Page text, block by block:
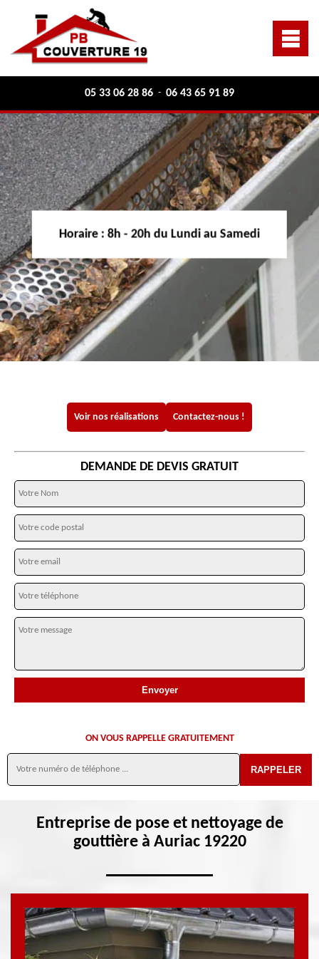
05 33 06 28 86 - 06 43 65 91 89
Horaire : 8h - 20h du Lundi au Samedi
Voir nos réalisations Contactez-nous !
DEMANDE DE DEVIS GRATUIT
ON VOUS RAPPELLE GRATUITEMENT
Entreprise de pose et nettoyage de
gouttière à Auriac 19220